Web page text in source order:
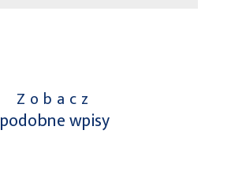
Zobacz
podobne wpisy